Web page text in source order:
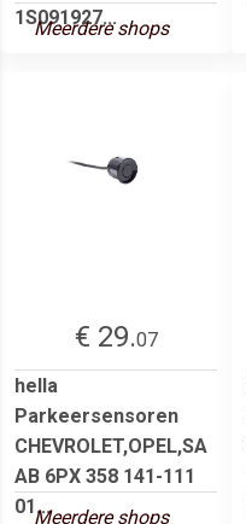
1S091927...
Meerdere shops
€ 29.07
hella
Parkeersensoren
CHEVROLET,OPEL,SA
AB 6PX 358 141-111
01...Meerdere shops